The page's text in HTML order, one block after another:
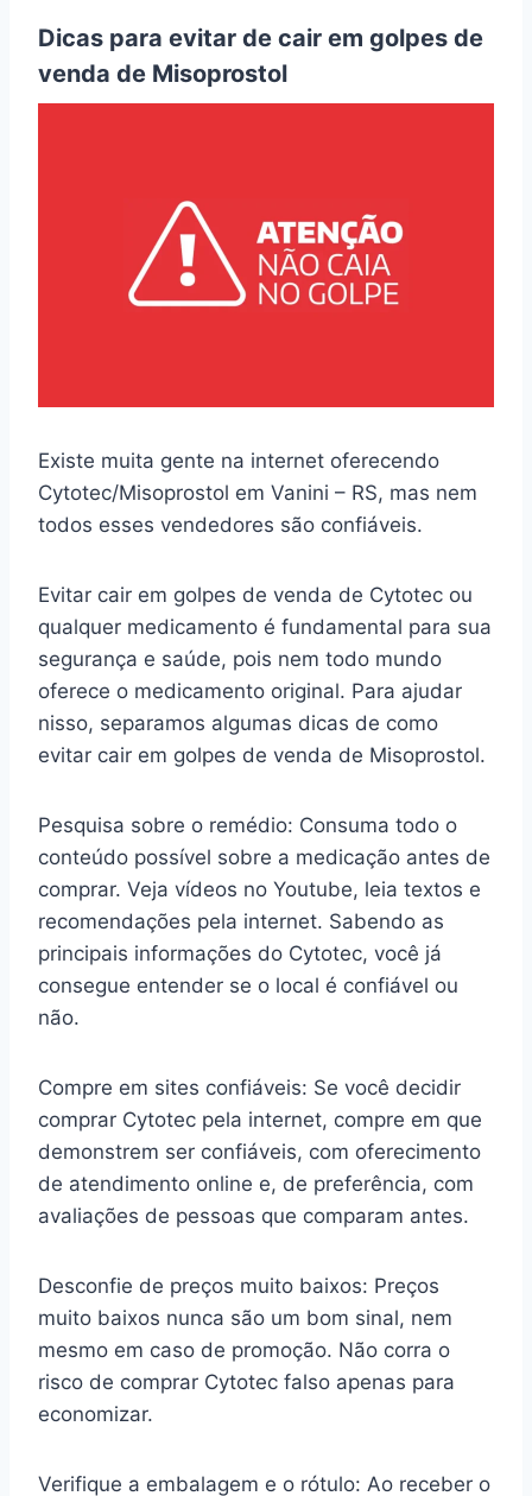
Dicas para evitar de cair em golpes de
venda de Misoprostol
Existe muita gente na internet oferecendo
Cytotec/Misoprostol em Vanini – RS, mas nem
todos esses vendedores são confiáveis.
Evitar cair em golpes de venda de Cytotec ou
qualquer medicamento é fundamental para sua
segurança e saúde, pois nem todo mundo
oferece o medicamento original. Para ajudar
nisso, separamos algumas dicas de como
evitar cair em golpes de venda de Misoprostol.
Pesquisa sobre o remédio: Consuma todo o
conteúdo possível sobre a medicação antes de
comprar. Veja vídeos no Youtube, leia textos e
recomendações pela internet. Sabendo as
principais informações do Cytotec, você já
consegue entender se o local é confiável ou
não.
Compre em sites confiáveis: Se você decidir
comprar Cytotec pela internet, compre em que
demonstrem ser confiáveis, com oferecimento
de atendimento online e, de preferência, com
avaliações de pessoas que comparam antes.
Desconfie de preços muito baixos: Preços
muito baixos nunca são um bom sinal, nem
mesmo em caso de promoção. Não corra o
risco de comprar Cytotec falso apenas para
economizar.
Verifique a embalagem e o rótulo: Ao receber o